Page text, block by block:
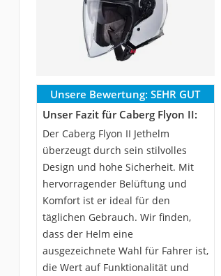
Unsere Bewertung: SEHR GUT
Unser Fazit für Caberg Flyon II:
Der Caberg Flyon II Jethelm
überzeugt durch sein stilvolles
Design und hohe Sicherheit. Mit
hervorragender Belüftung und
Komfort ist er ideal für den
täglichen Gebrauch. Wir finden,
dass der Helm eine
ausgezeichnete Wahl für Fahrer ist,
die Wert auf Funktionalität und